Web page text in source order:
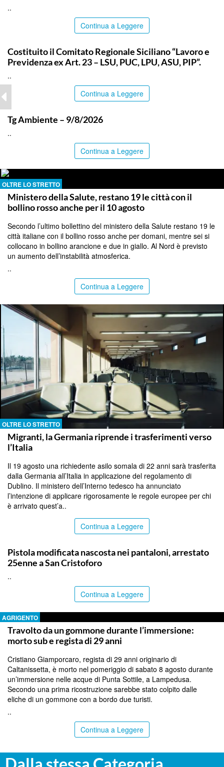
..
Continua a Leggere
Costituito il Comitato Regionale Siciliano “Lavoro e
Previdenza ex Art. 23 – LSU, PUC, LPU, ASU, PIP”.
..
Continua a Leggere
Tg Ambiente – 9/8/2026
..
Continua a Leggere
OLTRE LO STRETTO
Ministero della Salute, restano 19 le città con il
bollino rosso anche per il 10 agosto
Secondo l’ultimo bollettino del ministero della Salute restano 19 le
città italiane con il bollino rosso anche per domani, mentre sei si
collocano in bollino arancione e due in giallo. Al Nord è previsto
un aumento dell’instabilità atmosferica.
..
Continua a Leggere
OLTRE LO STRETTO
Migranti, la Germania riprende i trasferimenti verso
l’Italia
Il 19 agosto una richiedente asilo somala di 22 anni sarà trasferita
dalla Germania all’Italia in applicazione del regolamento di
Dublino. Il ministero dell’Interno tedesco ha annunciato
l’intenzione di applicare rigorosamente le regole europee per chi
è arrivato quest’a..
Continua a Leggere
Pistola modificata nascosta nei pantaloni, arrestato
25enne a San Cristoforo
..
Continua a Leggere
AGRIGENTO
Travolto da un gommone durante l’immersione:
morto sub e regista di 29 anni
Cristiano Giamporcaro, regista di 29 anni originario di
Caltanissetta, è morto nel pomeriggio di sabato 8 agosto durante
un’immersione nelle acque di Punta Sottile, a Lampedusa.
Secondo una prima ricostruzione sarebbe stato colpito dalle
eliche di un gommone con a bordo due turisti.
..
Continua a Leggere